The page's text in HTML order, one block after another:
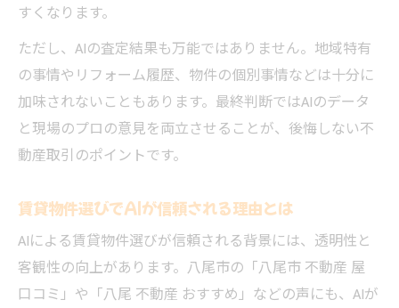
すくなります。
ただし、AIの査定結果も万能ではありません。地域特有
の事情やリフォーム履歴、物件の個別事情などは十分に
加味されないこともあります。最終判断ではAIのデータ
と現場のプロの意見を両立させることが、後悔しない不
動産取引のポイントです。
賃貸物件選びでAIが信頼される理由とは
AIによる賃貸物件選びが信頼される背景には、透明性と
客観性の向上があります。八尾市の「八尾市 不動産 屋
口コミ」や「八尾 不動産 おすすめ」などの声にも、AIが